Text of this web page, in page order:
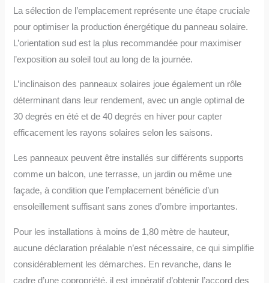
La sélection de l’emplacement représente une étape cruciale
pour optimiser la production énergétique du panneau solaire.
L’orientation sud est la plus recommandée pour maximiser
l’exposition au soleil tout au long de la journée.
L’inclinaison des panneaux solaires joue également un rôle
déterminant dans leur rendement, avec un angle optimal de
30 degrés en été et de 40 degrés en hiver pour capter
efficacement les rayons solaires selon les saisons.
Les panneaux peuvent être installés sur différents supports
comme un balcon, une terrasse, un jardin ou même une
façade, à condition que l’emplacement bénéficie d’un
ensoleillement suffisant sans zones d’ombre importantes.
Pour les installations à moins de 1,80 mètre de hauteur,
aucune déclaration préalable n’est nécessaire, ce qui simplifie
considérablement les démarches. En revanche, dans le
cadre d’une copropriété, il est impératif d’obtenir l’accord des